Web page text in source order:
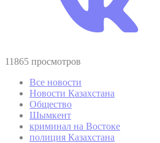
11865 просмотров
Все новости
Новости Казахстана
Общество
Шымкент
криминал на Востоке
полиция Казахстана